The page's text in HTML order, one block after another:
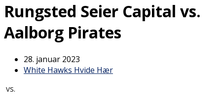
Rungsted Seier Capital vs.
Aalborg Pirates
28. januar 2023
White Hawks Hvide Hær
vs.